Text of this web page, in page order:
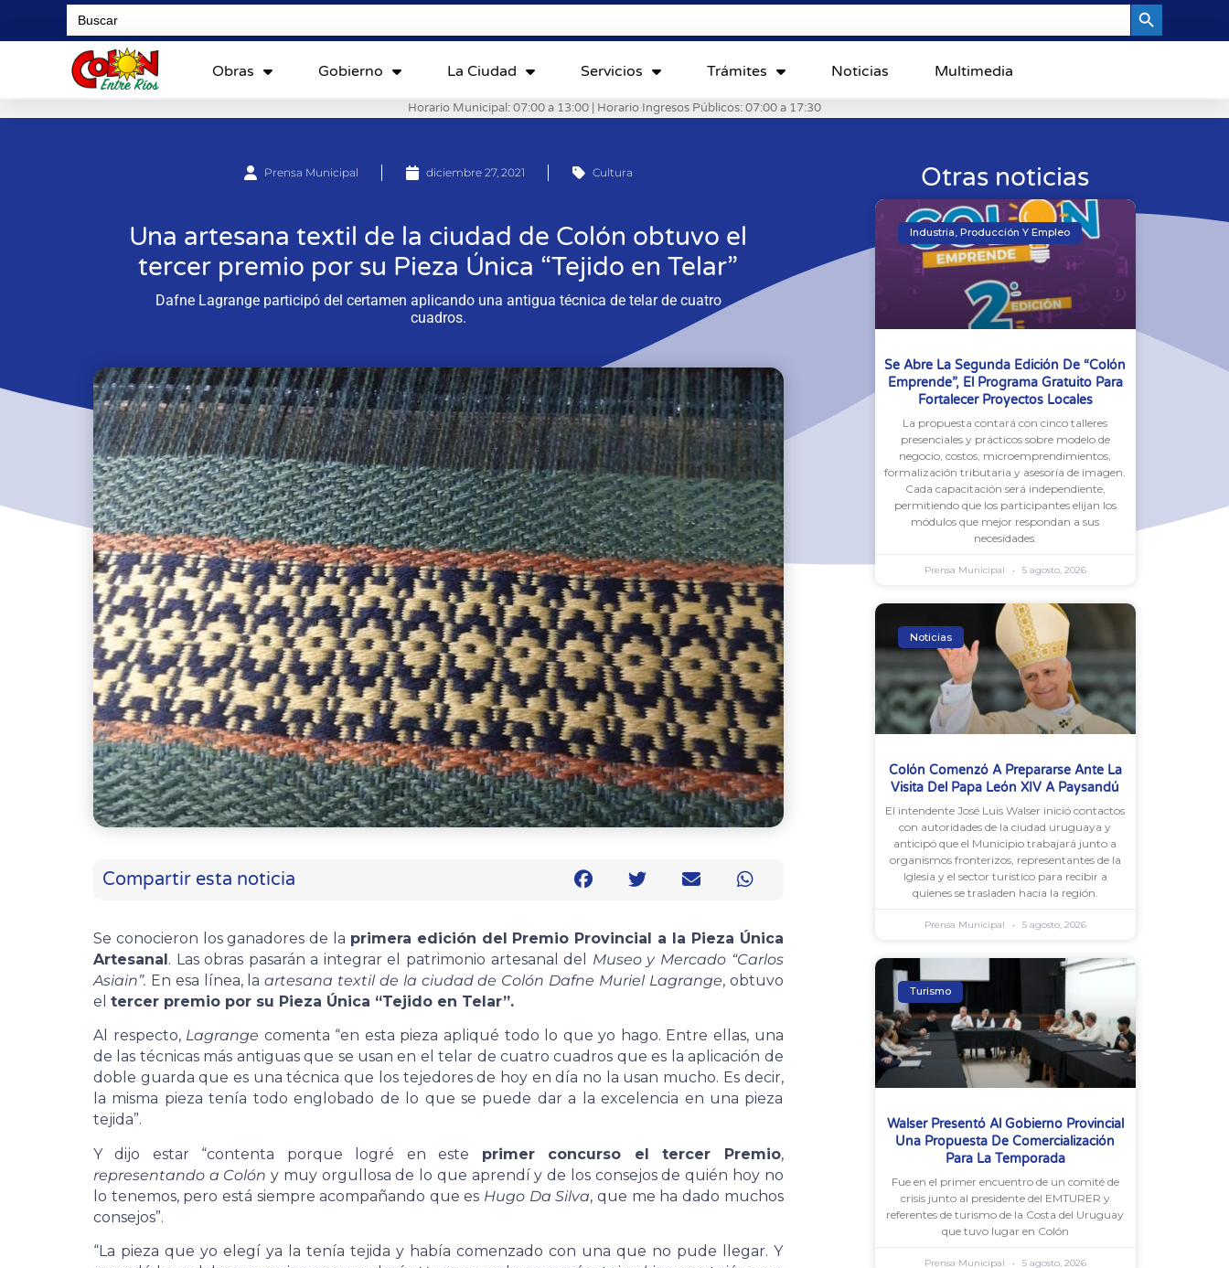
Search
for:
Obras Gobierno La Ciudad Servicios Trámites Noticias Multimedia
Horario Municipal: 07:00 a 13:00 | Horario Ingresos Públicos: 07:00 a 17:30
Prensa Municipal diciembre 27, 2021 Cultura
Una artesana textil de la ciudad de Colón obtuvo el
tercer premio por su Pieza Única “Tejido en Telar”
Dafne Lagrange participó del certamen aplicando una antigua técnica de telar de cuatro
cuadros.
Compartir esta noticia
Se conocieron los ganadores de la primera edición del Premio Provincial a la Pieza Única
Artesanal. Las obras pasarán a integrar el patrimonio artesanal del Museo y Mercado “Carlos
Asiain”. En esa línea, laartesana textil de la ciudad de Colón Dafne Muriel Lagrange, obtuvo
el tercer premio por su Pieza Única “Tejido en Telar”.
Al respecto, Lagrange comenta “en esta pieza apliqué todo lo que yo hago. Entre ellas, una
de las técnicas más antiguas que se usan en el telar de cuatro cuadros que es la aplicación de
doble guarda que es una técnica que los tejedores de hoy en día no la usan mucho. Es decir,
la misma pieza tenía todo englobado de lo que se puede dar a la excelencia en una pieza
tejida”.
Y dijo estar “contenta porque logré en este primer concurso el tercer Premio,
representando a Colón y muy orgullosa de lo que aprendí y de los consejos de quién hoy no
lo tenemos, pero está siempre acompañando que es Hugo Da Silva, que me ha dado muchos
consejos”.
“La pieza que yo elegí ya la tenía tejida y había comenzado con una que no pude llegar. Y
Otras noticias
Industria, Producción Y Empleo
Se Abre La Segunda Edición De “Colón
Emprende”, El Programa Gratuito Para
Fortalecer Proyectos Locales
La propuesta contará con cinco talleres
presenciales y prácticos sobre modelo de
negocio, costos, microemprendimientos,
formalización tributaria y asesoría de imagen.
Cada capacitación será independiente,
permitiendo que los participantes elijan los
módulos que mejor respondan a sus
necesidades.
Prensa Municipal 5 agosto, 2026
Noticias
Colón Comenzó A Prepararse Ante La
Visita Del Papa León XIV A Paysandú
El intendente José Luis Walser inició contactos
con autoridades de la ciudad uruguaya y
anticipó que el Municipio trabajará junto a
organismos fronterizos, representantes de la
Iglesia y el sector turístico para recibir a
quienes se trasladen hacia la región.
Prensa Municipal 5 agosto, 2026
Turismo
Walser Presentó Al Gobierno Provincial
Una Propuesta De Comercialización
Para La Temporada
Fue en el primer encuentro de un comité de
crisis junto al presidente del EMTURER y
referentes de turismo de la Costa del Uruguay
que tuvo lugar en Colón
Prensa Municipal 5 agosto, 2026